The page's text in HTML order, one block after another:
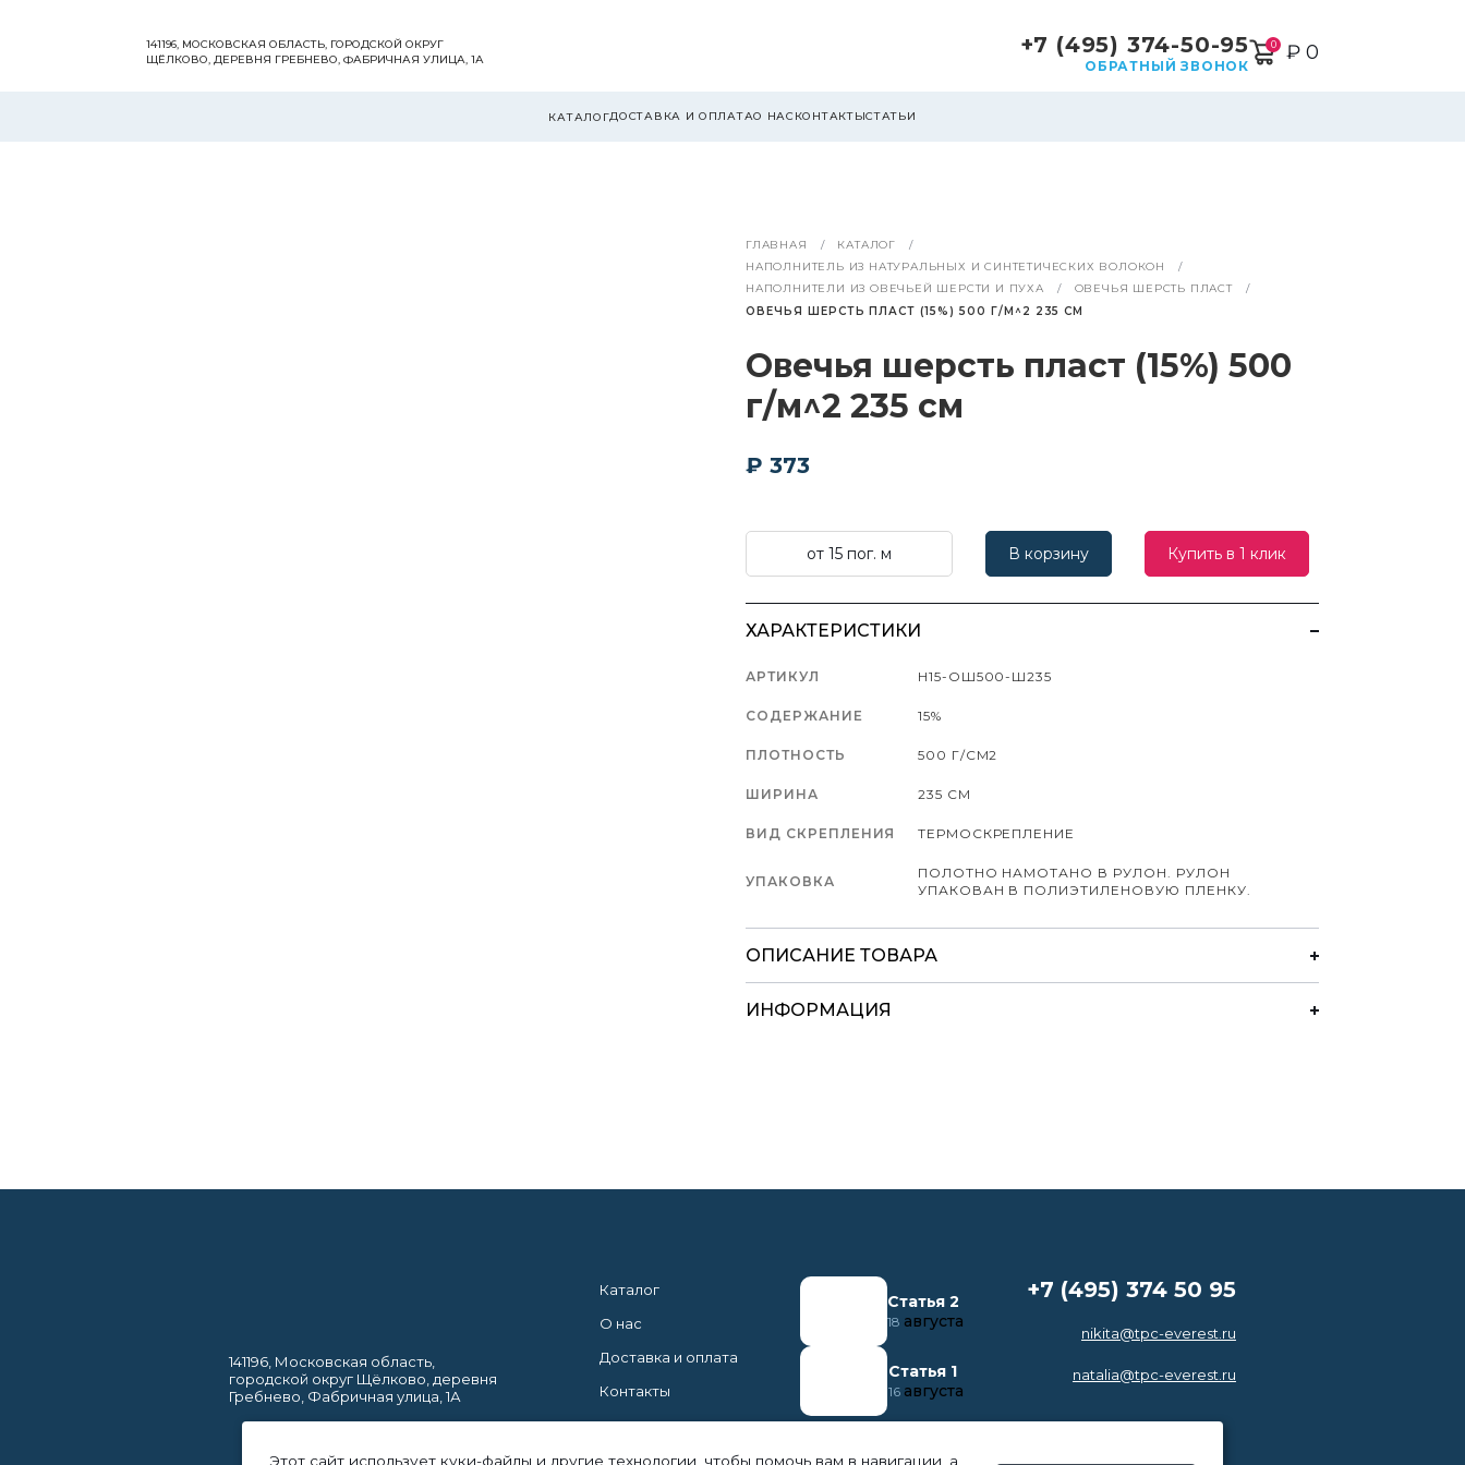
141196, МОСКОВСКАЯ ОБЛАСТЬ, ГОРОДСКОЙ ОКРУГ
ЩЁЛКОВО, ДЕРЕВНЯ ГРЕБНЕВО, ФАБРИЧНАЯ УЛИЦА, 1А
+7 (495) 374-50-95
ОБРАТНЫЙ ЗВОНОК
0 ₽ 0
КАТАЛОГДОСТАВКА И ОПЛАТАО НАС КОНТАКТЫСТАТЬИ
ГЛАВНАЯ
КАТАЛОГ
НАПОЛНИТЕЛЬ ИЗ НАТУРАЛЬНЫХ И СИНТЕТИЧЕСКИХ ВОЛОКОН
НАПОЛНИТЕЛИ ИЗ ОВЕЧЬЕЙ ШЕРСТИ И ПУХА
ОВЕЧЬЯ ШЕРСТЬ ПЛАСТ
ОВЕЧЬЯ ШЕРСТЬ ПЛАСТ (15%) 500 Г/М^2 235 СМ
Овечья шерсть пласт (15%) 500
г/м^2 235 см
₽ 373
от 15 пог. м В корзину Купить в 1 клик
ХАРАКТЕРИСТИКИ
АРТИКУЛ Н15-ОШ500-Ш235
СОДЕРЖАНИЕ 15%
ПЛОТНОСТЬ 500 Г/СМ2
ШИРИНА 235 СМ
ВИД СКРЕПЛЕНИЯ ТЕРМОСКРЕПЛЕНИЕ
УПАКОВКА
ПОЛОТНО НАМОТАНО В РУЛОН. РУЛОН
УПАКОВАН В ПОЛИЭТИЛЕНОВУЮ ПЛЕНКУ.
ОПИСАНИЕ ТОВАРА
ИНФОРМАЦИЯ
141196, Московская область,
городской округ Щёлково, деревня
Гребнево, Фабричная улица, 1А
Каталог
О нас
Доставка и оплата
Контакты
Статья 2
18 августа
Статья 1
16 августа
+7 (495) 374 50 95
nikita@tpc-everest.ru
natalia@tpc-everest.ru
Этот сайт использует куки-файлы и другие технологии, чтобы помочь вам в навигации, а